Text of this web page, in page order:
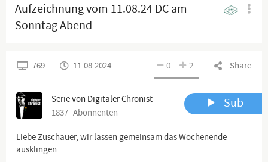
Aufzeichnung vom 11.08.24 DC am
Sonntag Abend
Share
0 2
769 11.08.2024
Serie von Digitaler Chronist
1837 Abonnenten
Sub
Liebe Zuschauer, wir lassen gemeinsam das Wochenende
ausklingen.